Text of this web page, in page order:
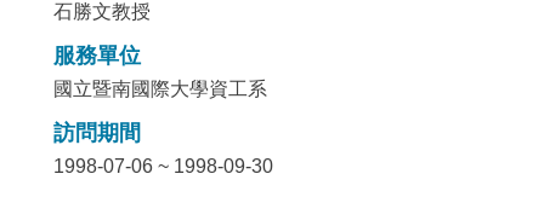
石勝文教授
服務單位
國立暨南國際大學資工系
訪問期間
1998-07-06 ~ 1998-09-30